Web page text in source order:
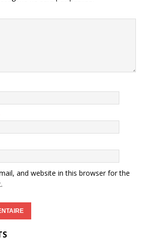
and website in this browser for the